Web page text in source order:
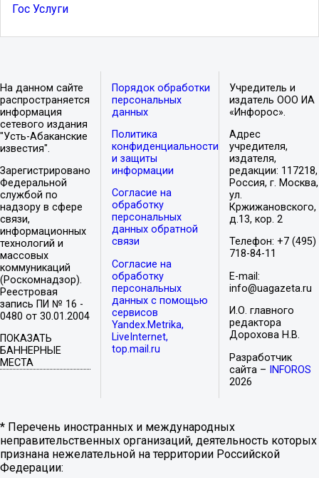
Гос Услуги
На данном сайте
распространяется
информация
сетевого издания
"Усть-Абаканские
известия".
Зарегистрировано
Федеральной
службой по
надзору в сфере
связи,
информационных
технологий и
массовых
коммуникаций
(Роскомнадзор).
Реестровая
запись ПИ № 16 -
0480 от 30.01.2004
ПОКАЗАТЬ
БАННЕРНЫЕ
МЕСТА
Порядок обработки
персональных
данных
Политика
конфиденциальности
и защиты
информации
Согласие на
обработку
персональных
данных обратной
связи
Согласие на
обработку
персональных
данных с помощью
сервисов
Yandex.Metrika,
LiveInternet,
top.mail.ru
Учредитель и
издатель ООО ИА
«Инфорос».
Адрес
учредителя,
издателя,
редакции: 117218,
Россия, г. Москва,
ул.
Кржижановского,
д.13, кор. 2
Телефон: +7 (495)
718-84-11
E-mail:
info@uagazeta.ru
И.О. главного
редактора
Дорохова Н.В.
Разработчик
сайта –
INFOROS
2026
* Перечень иностранных и международных
неправительственных организаций, деятельность которых
признана нежелательной на территории Российской
Федерации: